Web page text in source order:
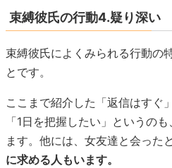
束縛彼氏の行動4.疑り深い
束縛彼氏によくみられる行動の
とです。
ここまで紹介した「返信はすぐ
「1日を把握したい」というの
ます。他には、女友達と会った
に求める人もいます。